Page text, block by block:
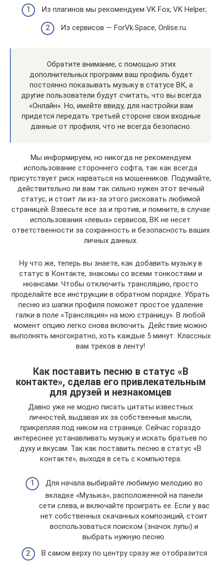
Из плагинов мы рекомендуем VK Fox, VK Helper;
Из сервисов — ForVk.Space, Onlise.ru.
Обратите внимание, с помощью этих
дополнительных программ ваш профиль будет
постоянно показывать музыку в статусе ВК, а
другие пользователи будут считать, что вы всегда
«Онлайн». Но, имейте ввиду, для настройки вам
придется передать третьей стороне свои входные
данные от профиля, что не всегда безопасно.
Мы информируем, но никогда не рекомендуем
использование стороннего софта, так как всегда
присутствует риск нарваться на мошенников. Подумайте,
действительно ли вам так сильно нужен этот вечный
статус, и стоит ли из-за этого рисковать любимой
страницей. Взвесьте все за и против, и помните, в случае
использования «левых» сервисов, ВК не несет
ответственности за сохранность и безопасность ваших
личных данных.
Ну что же, теперь вы знаете, как добавить музыку в
статус в Контакте, знакомы со всеми тонкостями и
нюансами. Чтобы отключить трансляцию, просто
проделайте все инструкции в обратном порядке. Убрать
песню из шапки профиля поможет простое удаление
галки в поле «Трансляция» на мою страницу». В любой
момент опцию легко снова включить. Действие можно
выполнять многократно, хоть каждые 5 минут. Классных
вам треков в ленту!
Как поставить песню в статус «В
контакте», сделав его привлекательным
для друзей и незнакомцев
Давно уже не модно писать цитаты известных
личностей, выдавая их за собственные мысли,
прикрепляя под ником на странице. Сейчас гораздо
интереснее устанавливать музыку и искать братьев по
духу и вкусам. Так как поставить песню в статус «В
контакте», выходя в сеть с компьютера:
Для начала выбирайте любимую мелодию во
вкладке «Музыка», расположенной на панели
сети слева, и включайте проиграть ее. Если у вас
нет собственных скачанных композиций, стоит
воспользоваться поиском (значок лупы) и
выбрать нужную песню.
В самом верху по центру сразу же отобразится